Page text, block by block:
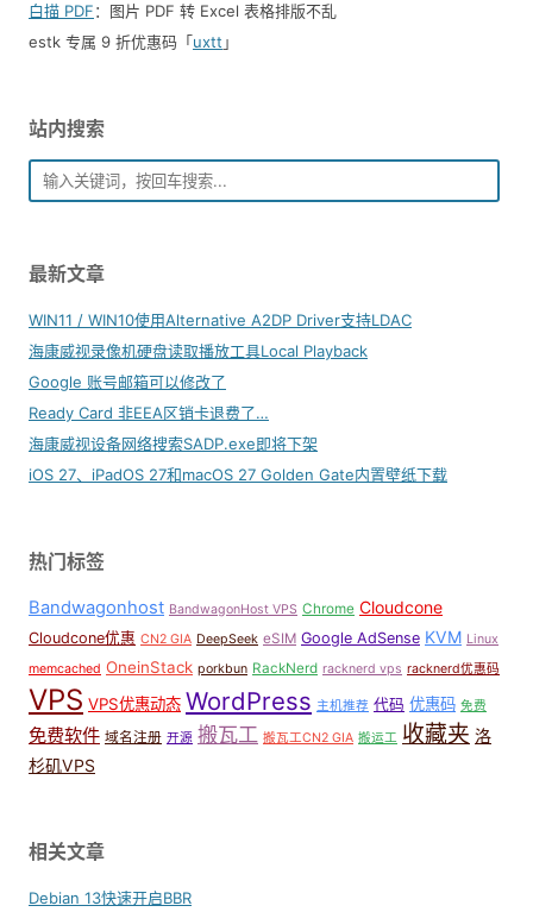
白描 PDF：图片 PDF 转 Excel 表格排版不乱
estk 专属 9 折优惠码「uxtt 」
站内搜索
最新文章
WIN11 / WIN10使用Alternative A2DP Driver支持LDAC
海康威视录像机硬盘读取播放工具Local Playback
Google 账号邮箱可以修改了
Ready Card 非EEA区销卡退费了…
海康威视设备网络搜索SADP.exe即将下架
iOS 27、iPadOS 27和macOS 27 Golden Gate内置壁纸下载
热门标签
Bandwagonhost BandwagonHost VPS Chrome Cloudcone
Cloudcone优惠 CN2 GIA DeepSeek eSIM Google AdSense KVM Linux
memcached OneinStack porkbun RackNerd racknerd vps racknerd优惠码
VPS VPS优惠动态 WordPress 主机推荐 代码 优惠码 免费
免费软件 域名注册 开源 搬瓦工 搬瓦工CN2 GIA 搬运工 收藏夹 洛
杉矶VPS
相关文章
Debian 13快速开启BBR